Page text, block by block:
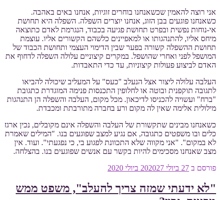
אני רוצה להאמין שכשאנחנו בוחרים זוגיות, אנחנו באים באהבה.
כשאנחנו פוגעים בבן הזוג, אנחנו יוצרים השפלה. השפלה היא תחושת
אי-נוחות נפשית ובפרט תחושת פגיעה בכבוד, הנגרמת לאדם כתוצאה
מיחס אליו, להתנהגותו או למאפיינים כלשהם הקשורים אליו. עוצמת
תחושת ההשפלה קשורה בפער שבין הדימוי העצמי ותחושת הכבוד של
המושפל לפני ואחרי שהושפל. במקרים קיצוניים עלולה השפלה לדחוף את
האדם לביצוע פעולות קיצוניות, עד כדי התאבדות.
העלבה עלולה ליצור אצל הנעלב "כעס" על המעליב שיכולה להביאו
לתגובה תוקפנית ובוטה או לחלופין התכנסות פנימה המוגדרת כתגובת
"ברח" ועשויה להכניסו לדיכאון. מכל מקום, העלבה והשפלה הן התנהגות
מילולית אלימה שאין לה מקום ורע בחברה מתורבתת ומכבדת.
כשאנחנו מבינים שתקשורת של העלבה והשפלה אינם מקובלים, נכין ארגז
כלים ובו משפטים כתגובה, אם נגיע למצב שפוגעים בנו. "המילים שאמרת
לא במקום". "אני מקווה שלא התכוונת לפגוע בי, כי נפגעתי". ועוד. אין
מצב שאנחנו מסכימים להיות בקשר עם אנשים שפוגעים בנו. בהצלחה.
פורסם ב 27 ביולי 2020 27 ביולי 2020
"לא ידעתי שמזה צריך להעלב", משפט ממש